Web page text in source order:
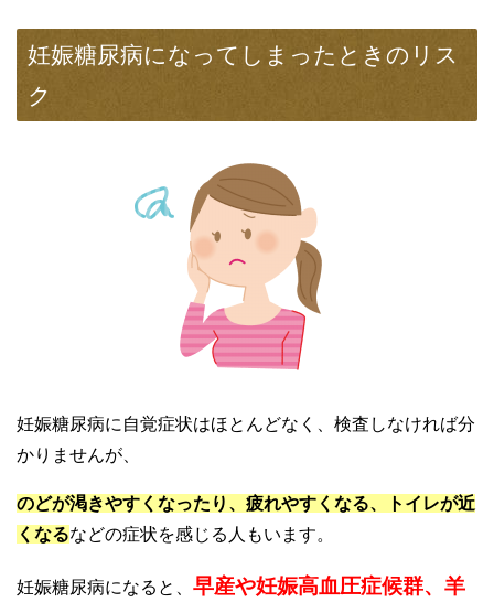
妊娠糖尿病になってしまったときのリス
ク
妊娠糖尿病に自覚症状はほとんどなく、検査しなければ分
かりませんが、
のどが渇きやすくなったり、疲れやすくなる、トイレが近
くなるなどの症状を感じる人もいます。
妊娠糖尿病になると、 早産や妊娠高血圧症候群、羊